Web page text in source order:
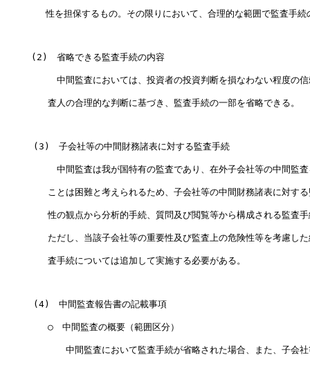
　　性を担保するもの。その限りにおいて、合理的な範囲で監査手
(2)　省略できる監査手
　  　中間監査においては、投資者の投資判断を損なわない程度の
　査人の合理的な判断に基づき、監査手続の一部
(3)　子会社等の中間財務諸表に対
　　中間監査は我が国特有の監査であり、在外子会社等の中間監
　ことは困難と考えられるため、子会社等の中間財務諸表に対す
　性の観点から分析的手続、質問及び閲覧等から構成される監査
　ただし、当該子会社等の重要性及び監査上の危険性等を考慮し
　査手続については追加して実施する
     (4)　中間監査報告書の記載事項
      　○　中間監査の概要（範囲区分）
　　　中間監査において監査手続が省略された場合、また、子会